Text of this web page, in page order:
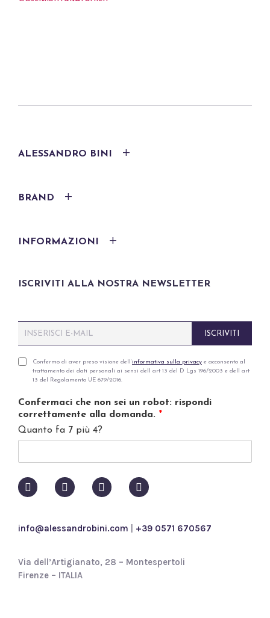
ALESSANDRO BINI
BRAND
INFORMAZIONI
ISCRIVITI ALLA NOSTRA NEWSLETTER
m
iP
v
a
c
y
i
c
Confermo di aver preso visione dell’informativa sulla privacy e acconsento al
trattamento dei dati personali ai sensi dell art 13 del D Lgs 196/2003 e dell art
13 del Regolamento UE 679/2016.
Confermaci che non sei un robot: rispondi
correttamente alla domanda. *
Quanto fa 7 più 4?
ISCRIVITI
info@alessandrobini.com +39 0571 670567
Via dell’Artigianato, 28 – Montespertoli
Firenze – ITALIA